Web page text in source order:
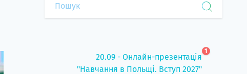
20.09 - Онлайн-презентація
"Навчання в Польщі. Вступ 2027"
1